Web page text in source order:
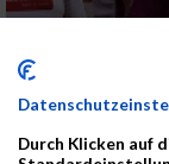
ALBUM B2RUN
Durch Klicken auf